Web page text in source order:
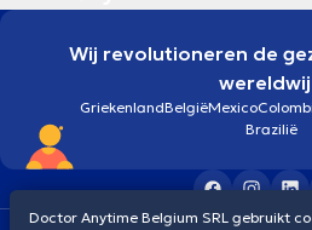
Wij revolutioneren de
GriekenlandBelgiëMexico
Brazilië
Doctor Anytime Belgium SRL gebruikt